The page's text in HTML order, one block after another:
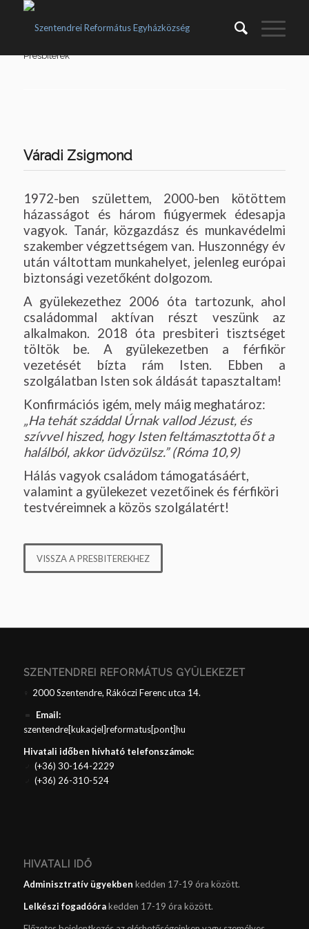
Presbiterek
Váradi Zsigmond
1972-ben születtem, 2000-ben kötöttem
házasságot és három fiúgyermek édesapja
vagyok. Tanár, közgazdász és munkavédelmi
szakember végzettségem van. Huszonnégy év
után váltottam munkahelyet, jelenleg európai
biztonsági vezetőként dolgozom.
A gyülekezethez 2006 óta tartozunk, ahol
családommal aktívan részt veszünk az
alkalmakon. 2018 óta presbiteri tisztséget
töltök be. A gyülekezetben a férfikör
vezetését bízta rám Isten. Ebben a
szolgálatban Isten sok áldását tapasztaltam!
Konfirmációs igém, mely máig meghatároz:
„Ha tehát száddal Úrnak vallod Jézust, és
szívvel hiszed, hogy Isten feltámasztotta őt a
halálból, akkor üdvözülsz.” (Róma 10,9)
Hálás vagyok családom támogatásáért,
valamint a gyülekezet vezetőinek és férfiköri
testvéreimnek a közös szolgálatért!
VISSZA A PRESBITEREKHEZ
SZENTENDREI REFORMÁTUS GYÜLEKEZET
2000 Szentendre, Rákóczi Ferenc utca 14.
Email:
szentendre[kukacjel]reformatus[pont]hu
Hivatali időben hívható telefonszámok:
(+36) 30-164-2229
(+36) 26-310-524
HIVATALI IDŐ
Adminisztratív ügyekben kedden 17-19 óra között.
Lelkészi fogadóórakedden 17-19 óra között.